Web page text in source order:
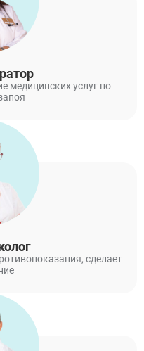
медицинских услуг по
сделает